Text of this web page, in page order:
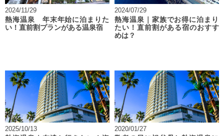
2024/11/29
熱海温泉 年末年始に泊まりた
い！直前割プランがある温泉宿
2024/07/29
熱海温泉｜家族でお得に泊まり
たい！直前割がある宿のおすす
めは？
2025/10/13
2020/01/27